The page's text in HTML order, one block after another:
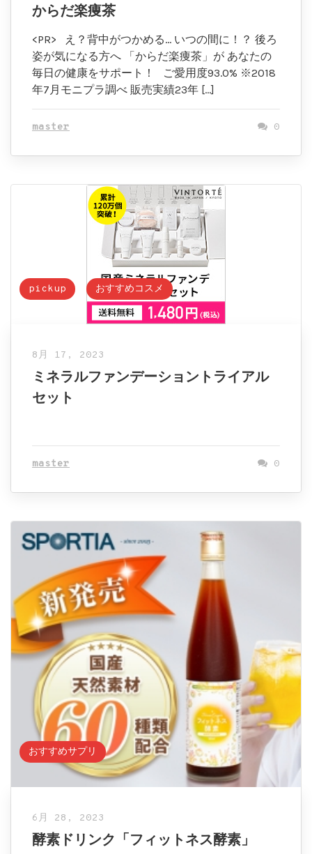
からだ楽痩茶
<PR> え？背中がつかめる… いつの間に！？ 後ろ
姿が気になる方へ 「からだ楽痩茶」が あなたの
毎日の健康をサポート！ ご愛用度93.0% ※2018
年7月モニプラ調べ 販売実績23年 […]
master 0
pickup おすすめコスメ
8月 17, 2023
ミネラルファンデーショントライアル
セット
master 0
おすすめサプリ
6月 28, 2023
酵素ドリンク「フィットネス酵素」